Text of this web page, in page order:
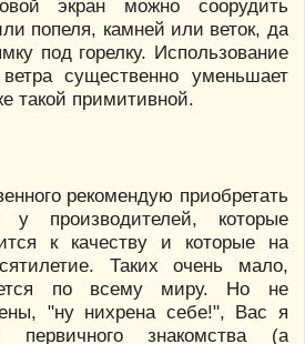
экран можно соорудить
попеля, камней или веток, да
под горелку. Использование
существенно уменьшает
такой примитивной.
рекомендую приобретать
у производителей, которые
к качеству и которые на
Таких очень мало,
по всему миру. Но не
"ну нихрена себе!", Вас я
первичного знакомства (а